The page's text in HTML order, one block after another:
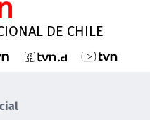
DE CHILE